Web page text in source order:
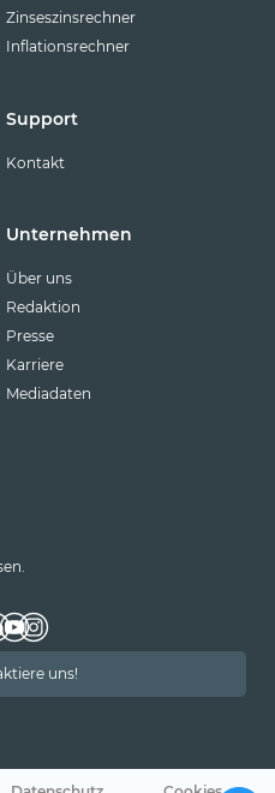
Zinseszinsrechner
Inflationsrechner
Support
Kontakt
Unternehmen
Über uns
Redaktion
Presse
Karriere
Mediadaten
uns!